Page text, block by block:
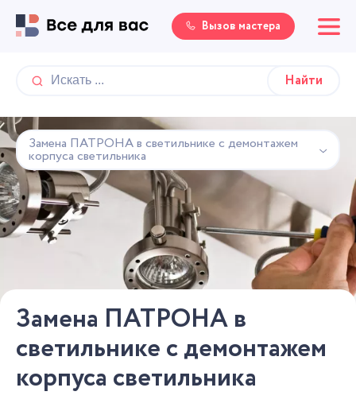
Вызов мастера
Замена ПАТРОНА в светильнике с демонтажем
корпуса светильника
Замена ПАТРОНА в
светильнике с демонтажем
корпуса светильника